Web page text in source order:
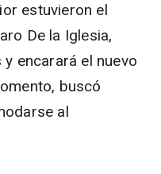
estuvieron el
De la Iglesia,
encarará el nuevo
buscó
al